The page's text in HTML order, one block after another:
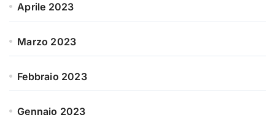
Aprile 2023
Marzo 2023
Febbraio 2023
Gennaio 2023